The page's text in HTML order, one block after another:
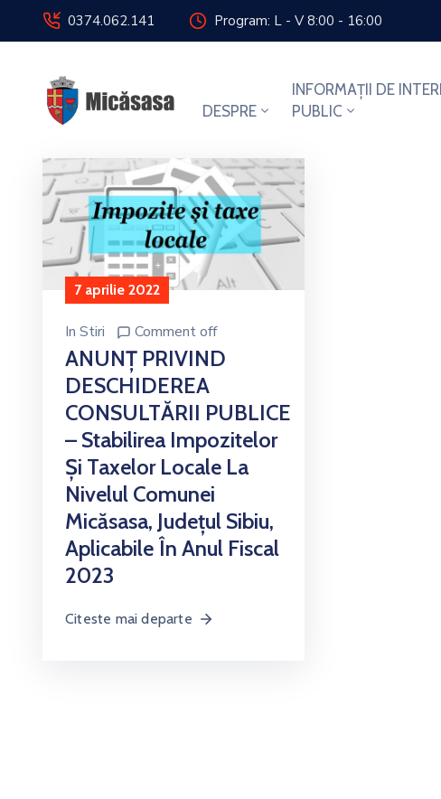
0374.062.141 Program: L - V 8:00 - 16:00
DESPRE
INFORMAȚII DE
PUBLIC
7 aprilie 2022
In Stiri Comment off
ANUNȚ PRIVIND
DESCHIDEREA
CONSULTĂRII PUBLICE
– Stabilirea Impozitelor
Și Taxelor Locale La
Nivelul Comunei
Micăsasa, Județul Sibiu,
Aplicabile În Anul Fiscal
2023
Citeste mai departe